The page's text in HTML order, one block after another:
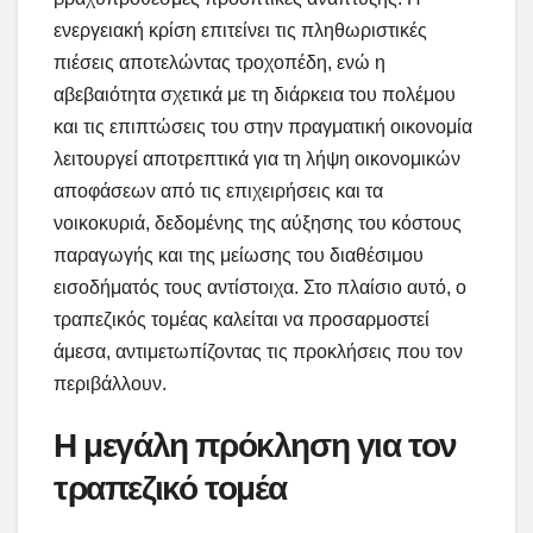
ενεργειακή κρίση επιτείνει τις πληθωριστικές
πιέσεις αποτελώντας τροχοπέδη, ενώ η
αβεβαιότητα σχετικά με τη διάρκεια του πολέμου
και τις επιπτώσεις του στην πραγματική οικονομία
λειτουργεί αποτρεπτικά για τη λήψη οικονομικών
αποφάσεων από τις επιχειρήσεις και τα
νοικοκυριά, δεδομένης της αύξησης του κόστους
παραγωγής και της μείωσης του διαθέσιμου
εισοδήματός τους αντίστοιχα. Στο πλαίσιο αυτό, ο
τραπεζικός τομέας καλείται να προσαρμοστεί
άμεσα, αντιμετωπίζοντας τις προκλήσεις που τον
περιβάλλουν.
Η μεγάλη πρόκληση για τον
τραπεζικό τομέα